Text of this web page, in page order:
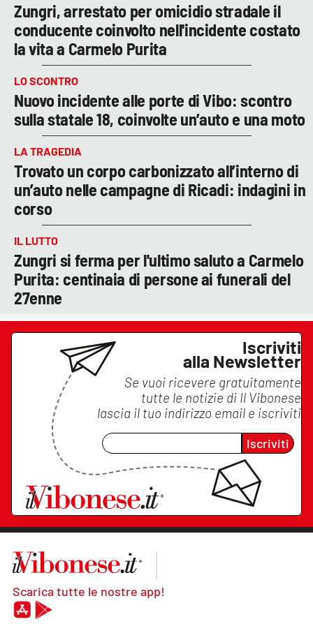
Zungri, arrestato per omicidio stradale il
conducente coinvolto nell'incidente costato
la vita a Carmelo Purita
LO SCONTRO
Nuovo incidente alle porte di Vibo: scontro
sulla statale 18, coinvolte un’auto e una moto
LA TRAGEDIA
Trovato un corpo carbonizzato all’interno di
un’auto nelle campagne di Ricadi: indagini in
corso
IL LUTTO
Zungri si ferma per l'ultimo saluto a Carmelo
Purita: centinaia di persone ai funerali del
27enne
Iscriviti
alla Newsletter
Se vuoi ricevere gratuitamente
tutte le notizie di Il Vibonese
lascia il tuo indirizzo email e iscriviti
Iscriviti
Scarica tutte le nostre app!